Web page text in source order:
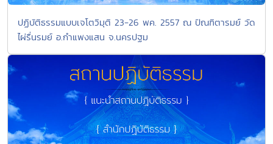
ปฏิบัติธรรมแบบเจโตวิมุติ 23-26 พค. 2557 ณ ปัณฑิตารมย์ วัด
ไผ่รื่นรมย์ อ.กำแพงแสน จ.นครปฐม